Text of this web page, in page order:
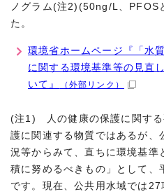
ノグラム(注2)(50ng/L、PFOS
た。
環境省ホームページ『「水
に関する環境基準等の見直
いて』
（外部リンク）
(注1) 人の健康の保護に関する
護に関連する物質ではあるが、
況等からみて、直ちに環境基準
積に努めるべきもの」として、
です。現在、公共用水域では